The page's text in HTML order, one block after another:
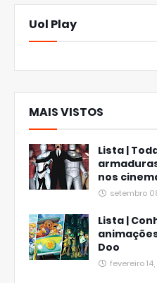
Uol Play
MAIS VISTOS
Lista |
nos
setembro
Lista |
Doo
fevereiro